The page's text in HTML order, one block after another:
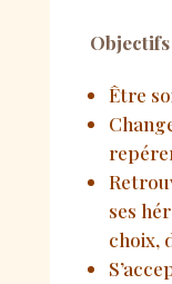
Objectifs
Être
ses
choix,